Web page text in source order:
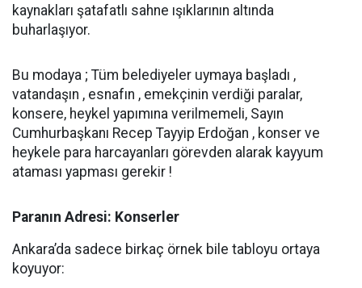
kaynakları şatafatlı sahne ışıklarının altında
buharlaşıyor.
Bu modaya ; Tüm belediyeler uymaya başladı ,
vatandaşın , esnafın , emekçinin verdiği paralar,
konsere, heykel yapımına verilmemeli, Sayın
Cumhurbaşkanı Recep Tayyip Erdoğan , konser ve
heykele para harcayanları görevden alarak kayyum
ataması yapması gerekir !
Paranın Adresi: Konserler
Ankara’da sadece birkaç örnek bile tabloyu ortaya
koyuyor: